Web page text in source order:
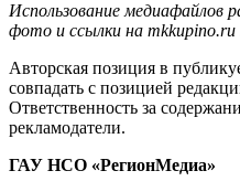
Использование медиафайлов
фото и ссылки на mkkupino.ru
Авторская позиция в
совпадать с позицией
Ответственность за
рекламодатели.
ГАУ НСО «РегионМедиа»